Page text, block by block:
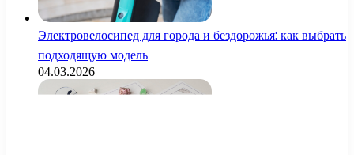
Электровелосипед для города и бездорожья: как выбрать
подходящую модель
04.03.2026